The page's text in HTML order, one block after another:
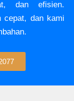
dan efisien.
cepat, dan kami